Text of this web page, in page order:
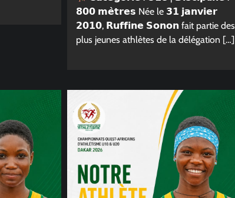
𝟴𝟬𝟬 𝗺𝗲̀𝘁𝗿𝗲𝘀 Née le 𝟯𝟭 𝗷𝗮𝗻𝘃𝗶𝗲𝗿
𝟮𝟬𝟭𝟬, 𝗥𝘂𝗳𝗳𝗶𝗻𝗲 𝗦𝗼𝗻𝗼𝗻 fait partie des
plus jeunes athlètes de la délégation […]